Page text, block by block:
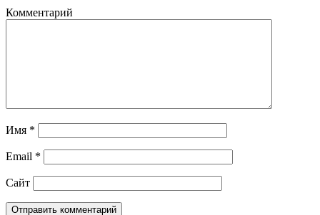
Комментарий
Имя *
Email *
Сайт